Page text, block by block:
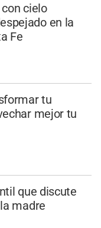
cielo
en la
Fe
tu
mejor tu
que discute
madre